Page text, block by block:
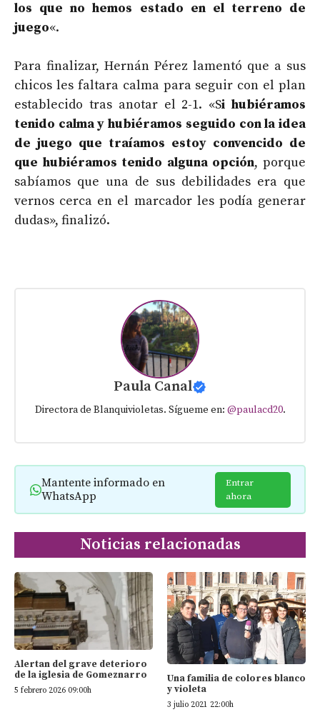
los que no hemos estado en el terreno de
juego«.
Para finalizar, Hernán Pérez lamentó que a sus
chicos les faltara calma para seguir con el plan
establecido tras anotar el 2-1. «Si hubiéramos
tenido calma y hubiéramos seguido con la idea
de juego que traíamos estoy convencido de
que hubiéramos tenido alguna opción, porque
sabíamos que una de sus debilidades era que
vernos cerca en el marcador les podía generar
dudas», finalizó.
Paula Canal
Directora de Blanquivioletas. Sígueme en: @paulacd20.
Mantente informado en
WhatsApp
Entrar
ahora
Noticias relacionadas
Alertan del grave deterioro
de la iglesia de Gomeznarro
5 febrero 2026 09:00h
Una familia de colores blanco
y violeta
3 julio 2021 22:00h